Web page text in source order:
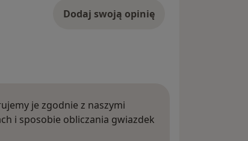
Dodaj swoją opinię
je zgodnie z naszymi
i sposobie obliczania gwiazdek